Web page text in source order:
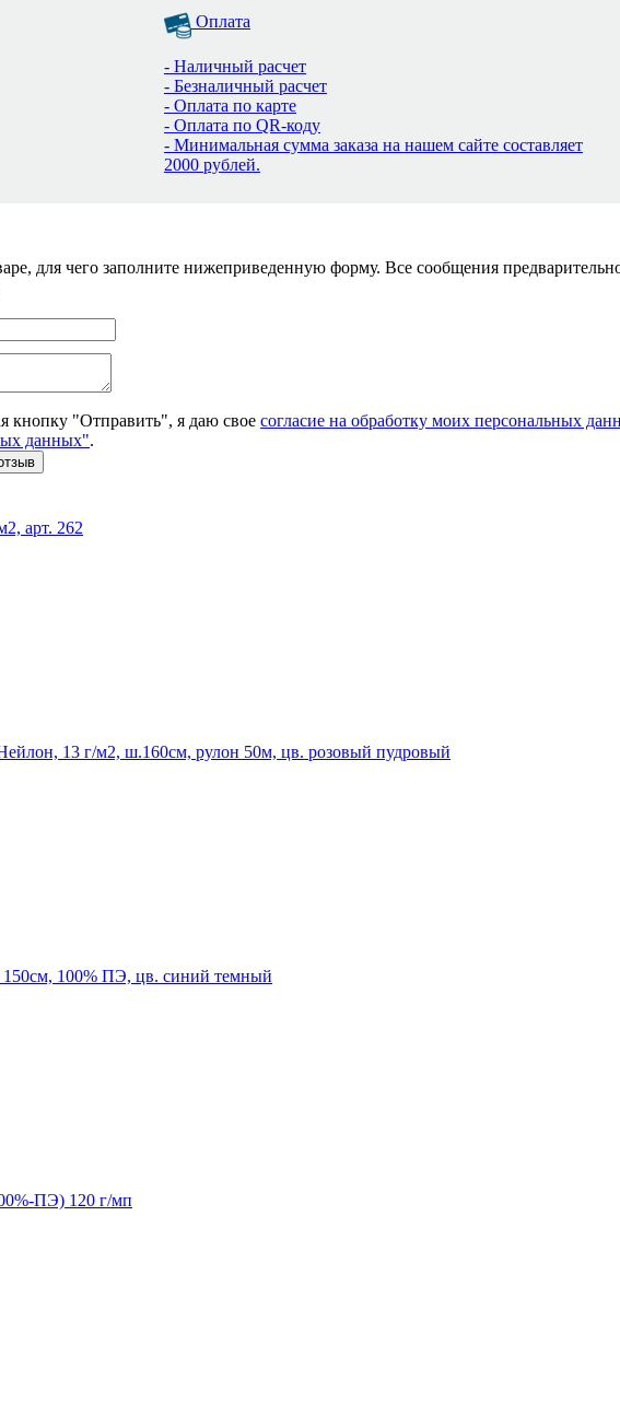
Оплата
- Наличный расчет
- Безналичный расчет
- Оплата по карте
- Оплата по QR-коду
- Минимальная сумма заказа на нашем сайте составляет
2000 рублей.
для чего заполните нижеприведенную форму. Все сообщения
кнопку "Отправить", я даю свое согласие на обработку моих персональных
данных".
арт. 262
13 г/м2, ш.160см, рулон 50м, цв. розовый пудровый
100% ПЭ, цв. синий темный
ПЭ) 120 г/мп